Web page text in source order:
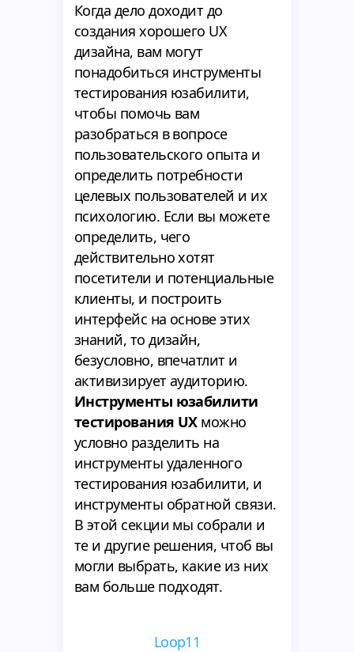
Когда дело доходит до
создания хорошего UX
дизайна, вам могут
понадобиться инструменты
тестирования юзабилити,
чтобы помочь вам
разобраться в вопросе
пользовательского опыта и
определить потребности
целевых пользователей и их
психологию. Если вы можете
определить, чего
действительно хотят
посетители и потенциальные
клиенты, и построить
интерфейс на основе этих
знаний, то дизайн,
безусловно, впечатлит и
активизирует аудиторию.
Инструменты юзабилити
тестирования UXможно
условно разделить на
инструменты удаленного
тестирования юзабилити, и
инструменты обратной связи.
В этой секции мы собрали и
те и другие решения, чтоб вы
могли выбрать, какие из них
вам больше подходят.
Loop11